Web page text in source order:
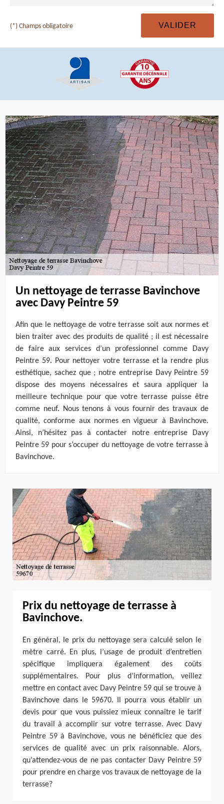
(*) Champs obligatoire
Un nettoyage de terrasse Bavinchove
avec Davy Peintre 59
Afin que le nettoyage de votre terrasse soit aux normes et
bien traiter avec des produits de qualité ; il est nécessaire
de faire aux services d’un professionnel comme Davy
Peintre 59. Pour nettoyer votre terrasse et la rendre plus
esthétique, sachez que ; notre entreprise Davy Peintre 59
dispose des moyens nécessaires et saura appliquer la
meilleure technique pour que votre terrasse puisse être
comme neuf. Nous tenons à vous fournir des travaux de
qualité, conforme aux normes en vigueur à Bavinchove.
Ainsi, n’hésitez pas à contacter notre entreprise Davy
Peintre 59 pour s’occuper du nettoyage de votre terrasse à
Bavinchove.
Prix du nettoyage de terrasse à
Bavinchove.
En général, le prix du nettoyage sera calculé selon le
mètre carré. En plus, l’usage de produit d’entretien
spécifique impliquera également des coûts
supplémentaires. Pour plus d’information, veillez
mettre en contact avec Davy Peintre 59 qui se trouve à
Bavinchove dans le 59670. Il pourra vous établir un
devis pour que vous puissiez mieux connaître le tarif
du travail à accomplir sur votre terrasse. Avec Davy
Peintre 59 à Bavinchove, vous ne bénéficiez que des
services de qualité avec un prix raisonnable. Alors,
qu’attendez-vous de ne pas contacter Davy Peintre 59
pour prendre en charge vos travaux de nettoyage de la
terrasse?